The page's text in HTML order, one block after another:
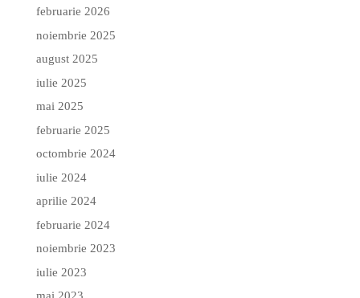
februarie 2026
noiembrie 2025
august 2025
iulie 2025
mai 2025
februarie 2025
octombrie 2024
iulie 2024
aprilie 2024
februarie 2024
noiembrie 2023
iulie 2023